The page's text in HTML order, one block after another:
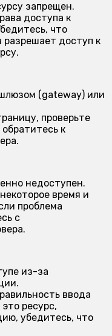
запрещен.
доступа к
что
разрешает доступ к
(gateway) или
проверьте
к
недоступен.
время и
проблема
с
из-за
ввода
ресурс,
убедитесь, что